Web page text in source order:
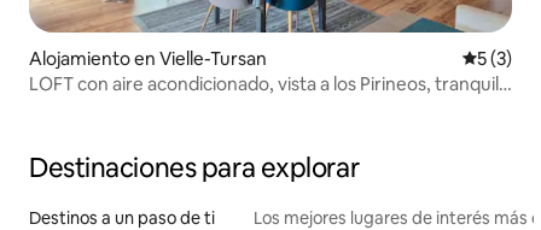
Alojamiento en Vielle-Tursan
5 (3)
LOFT con aire acondicionado, vista a los Pirineos, tranquilo
Destinaciones para explorar
Destinos a un paso de ti Los mejores lugares de interés más